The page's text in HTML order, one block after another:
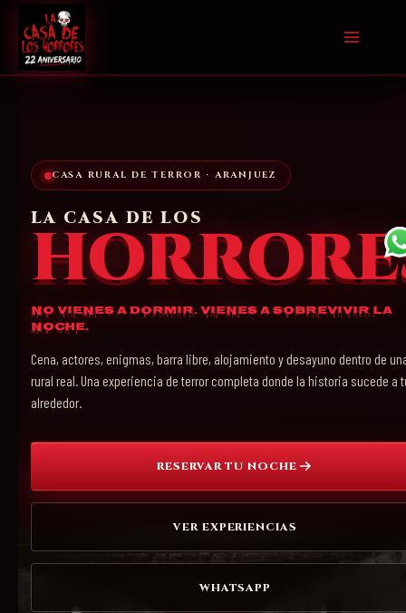
contenido
CASA RURAL DE TERROR · ARANJUEZ
LA CASA DE LOS
No vienes a dormir. Vienes a sobrevivir la
noche.
Cena, actores, enigmas, barra libre, alojamiento y desayuno dentro de
rural real. Una experiencia de terror completa donde la historia sucede a
alrededor.
RESERVAR TU NOCHE
VER EXPERIENCIAS
WHATSAPP